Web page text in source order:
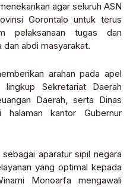
agar seluruh ASN
Gorontalo untuk terus
pelaksanaan tugas dan
abdi masyarakat.
arahan pada apel
Sekretariat Daerah
Daerah, serta Dinas
kantor Gubernur
aparatur sipil negara
yang optimal kepada
Monoarfa mengawali